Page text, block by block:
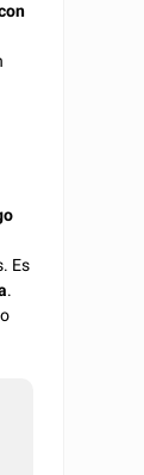
Es
.